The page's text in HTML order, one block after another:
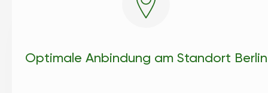
Optimale Anbindung am Standort Berlin